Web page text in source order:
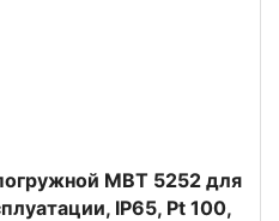
MBT 5252 для
IP65, Pt 100,